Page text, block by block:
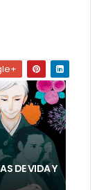
DE VIDA Y